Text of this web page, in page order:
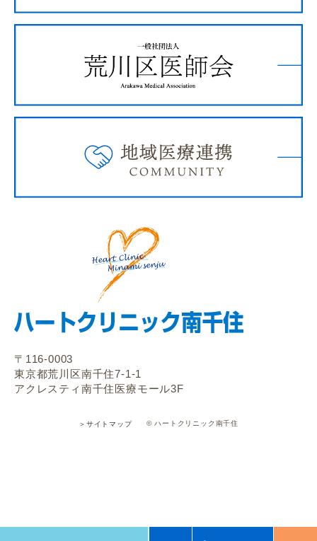
〒116-0003
東京都荒川区南千住7-1-1
アクレスティ南千住医療モール3F
＞サイトマップ © ハートクリニック南千住